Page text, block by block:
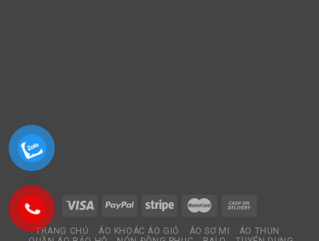
TRANG CHỦ ÁO KHOÁC ÁO GIÓ ÁO SƠ MI
ÁO THUN